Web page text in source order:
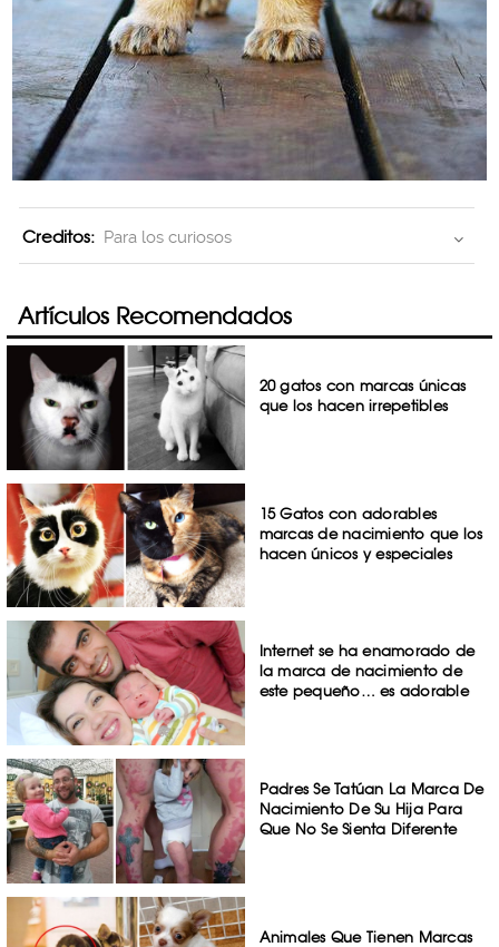
Creditos: Para los curiosos
Artículos Recomendados
20 gatos con marcas únicas
que los hacen irrepetibles
15 Gatos con adorables
marcas de nacimiento que los
hacen únicos y especiales
Internet se ha enamorado de
la marca de nacimiento de
este pequeño… es adorable
Padres Se Tatúan La Marca De
Nacimiento De Su Hija Para
Que No Se Sienta Diferente
Animales Que Tienen Marcas